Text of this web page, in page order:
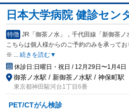
日本大学病院 健診セン
特徴 JR「御茶ノ水」，千代田線「新御茶ノ
こちらは個人様からのご予約のみを承って
※ ... 続きを読む▼
休診日:日曜日・祝日 / 12月29日〜1月4日
御茶ノ水駅 / 新御茶ノ水駅 / 神保町駅
東京都神田駿河台1丁目6番
PET/CTがん検診